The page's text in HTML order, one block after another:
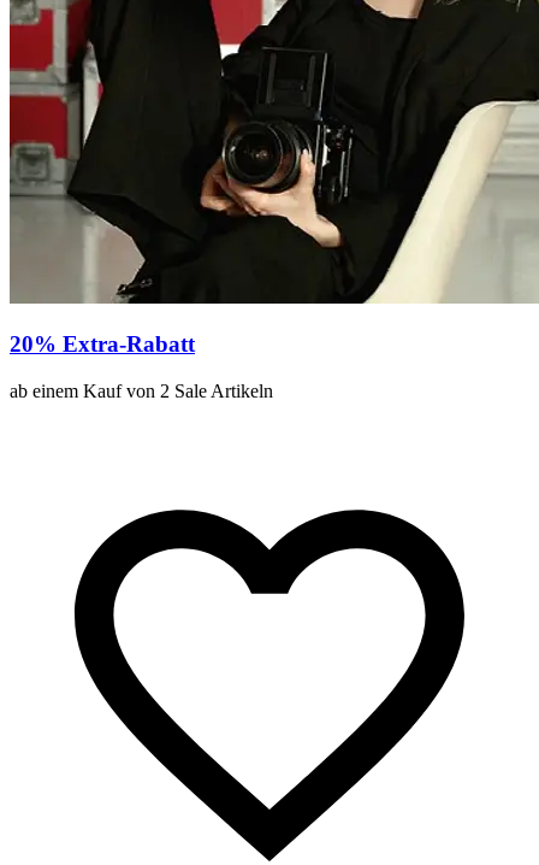
20% Extra-Rabatt
ab einem Kauf von 2 Sale Artikeln